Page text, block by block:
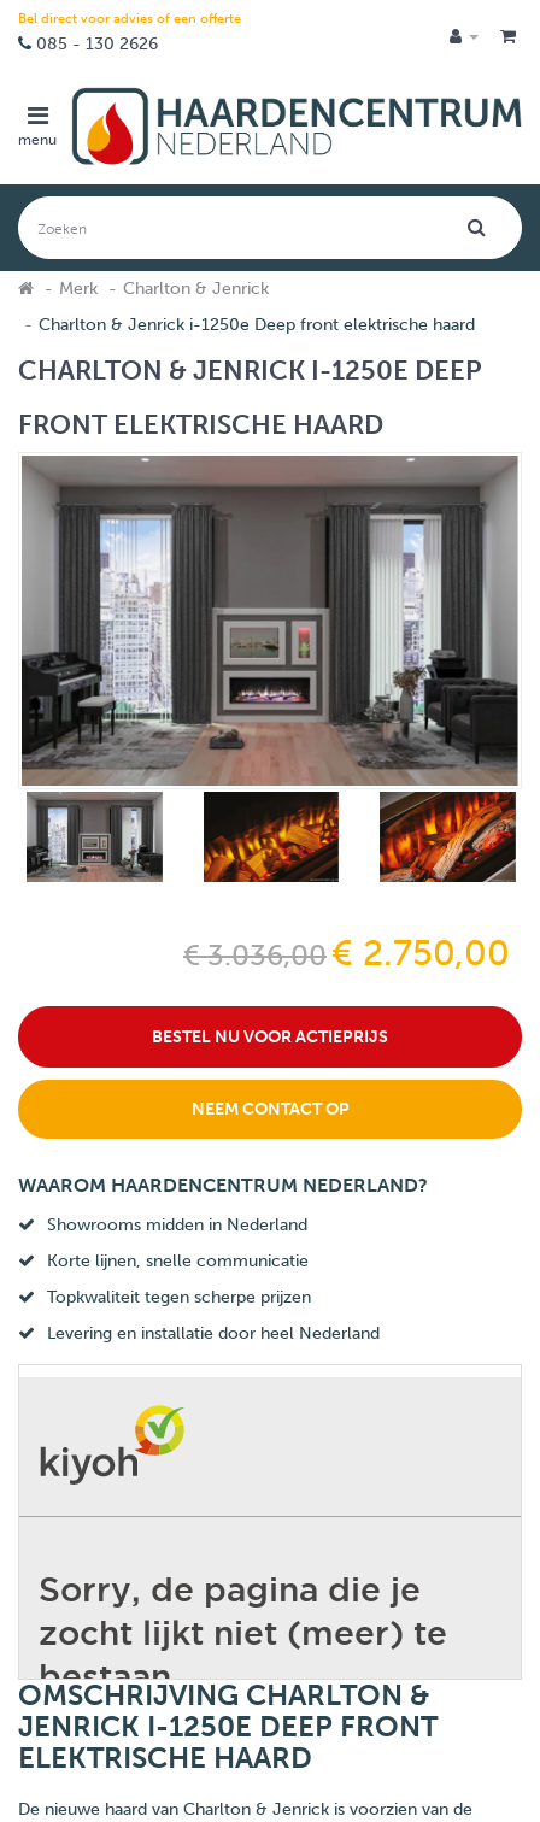
Bel direct voor advies of een offerte
085 - 130 2626
menu
Merk
Charlton & Jenrick
Charlton & Jenrick i-1250e Deep front elektrische haard
CHARLTON & JENRICK I-1250E DEEP
FRONT ELEKTRISCHE HAARD
€ 3.036,00€ 2.750,00
BESTEL NU VOOR ACTIEPRIJS
NEEM CONTACT OP
WAAROM HAARDENCENTRUM NEDERLAND?
Showrooms midden in Nederland
Korte lijnen, snelle communicatie
Topkwaliteit tegen scherpe prijzen
Levering en installatie door heel Nederland
OMSCHRIJVING CHARLTON &
JENRICK I-1250E DEEP FRONT
ELEKTRISCHE HAARD
De nieuwe haard van Charlton & Jenrick is voorzien van de